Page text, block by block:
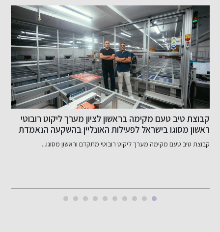
מנקים לפסח עד הפינה האחרונה? כך לא תהרסו את
המשטחים בבית
חג הפסח נחשב כבר שנים לחג הניקיון הגדול של הבית....